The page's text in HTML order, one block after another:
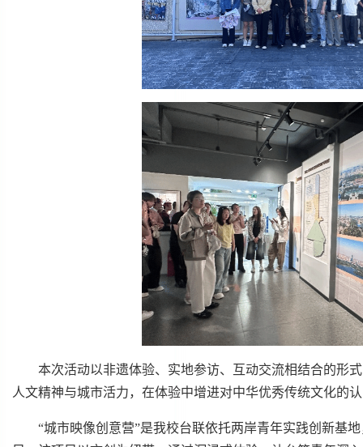
本次活动以非遗体验、实地参访、互动交流相结合的形
人文精神与城市活力，在体验中增进对中华优秀传统文化的
“城市映像创意营”是我校台联依托两岸青年实践创新基